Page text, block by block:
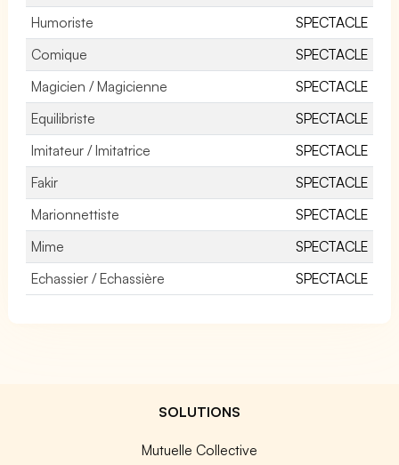
Humoriste
SPECTACLE
Comique
SPECTACLE
Magicien / Magicienne
SPECTACLE
Equilibriste
SPECTACLE
Imitateur / Imitatrice
SPECTACLE
Fakir
SPECTACLE
Marionnettiste
SPECTACLE
Mime
SPECTACLE
Echassier / Echassière
SPECTACLE
SOLUTIONS
Mutuelle Collective